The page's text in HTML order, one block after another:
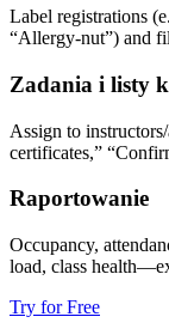
Label registrations
“Allergy-nut”) and
Zadania i listy
Assign to
certificates,”
Raportowanie
Occupancy,
load, class
Try for Free